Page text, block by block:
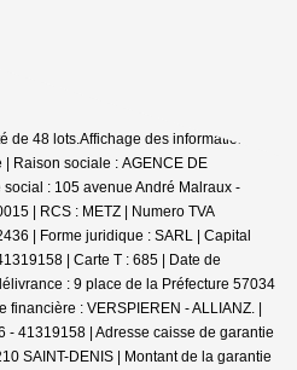
48 lots.Affichage des informations
Raison sociale : AGENCE DE
: 105 avenue André Malraux -
| RCS : METZ | Numero TVA
| Forme juridique : SARL | Capital
| Carte T : 685 | Date de
: 9 place de la Préfecture 57034
financière : VERSPIEREN - ALLIANZ. |
- 41319158 | Adresse caisse de garantie
SAINT-DENIS | Montant de la garantie